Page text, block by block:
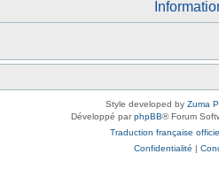
Style developed by Zuma
Développé parphpBB® Forum
Traduction française
Confidentialité |